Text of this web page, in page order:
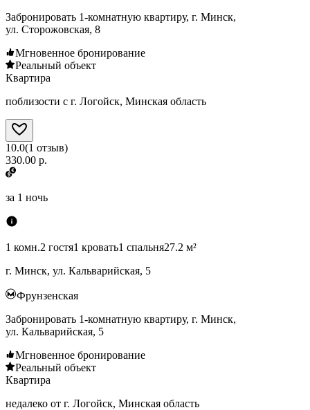
Забронировать 1-комнатную квартиру, г. Минск,
ул. Сторожовская, 8
Мгновенное бронирование
Реальный объект
Квартира
поблизости с г. Логойск, Минская область
10.0(1 отзыв)
330.00 р.
за 1 ночь
1 комн.2 гостя1 кровать1 спальня27.2 м²
г. Минск, ул. Кальварийская, 5
Фрунзенская
Забронировать 1-комнатную квартиру, г. Минск,
ул. Кальварийская, 5
Мгновенное бронирование
Реальный объект
Квартира
недалеко от г. Логойск, Минская область